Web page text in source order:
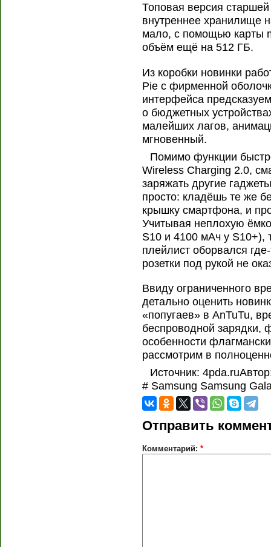
Топовая версия
внутреннее хранилище
мало, с помощью карты
объём ещё на 512 ГБ.
Из коробки новинки
Pie с фирменной
интерфейса
о бюджетных
малейших лагов,
мгновенный.
Помимо функции
Wireless Charging 2.0,
заряжать другие
просто: кладёшь те же
крышку смартфона, и
Учитывая неплохую
S10 и 4100 мАч у S10+),
плейлист оборвался
розетки под рукой не
Ввиду ограниченного
детально оценить
«попугаев» в AnTuTu,
беспроводной зарядки,
особенности
рассмотрим в
Источник:
# Samsung Samsung
Отправить
Комментарий: *